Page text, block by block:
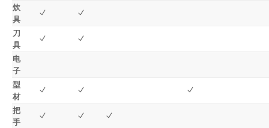
炊
具
刀
具
电
子
型
材
把
手